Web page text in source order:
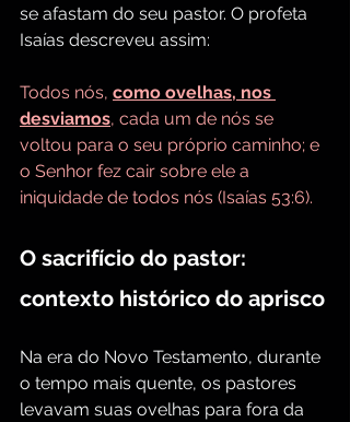
se afastam do seu pastor. O profeta
Isaías descreveu assim:
Todos nós, como ovelhas, nos
desviamos, cada um de nós se
voltou para o seu próprio caminho; e
o Senhor fez cair sobre ele a
iniquidade de todos nós (Isaías 53:6).
O sacrifício do pastor:
contexto histórico do aprisco
Na era do Novo Testamento, durante
o tempo mais quente, os pastores
levavam suas ovelhas para fora da